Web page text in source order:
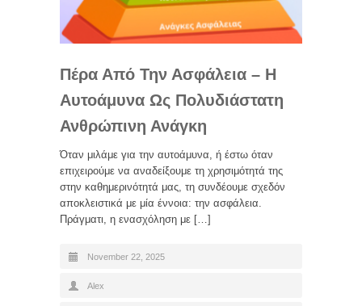
Πέρα Από Την Ασφάλεια – Η
Αυτοάμυνα Ως Πολυδιάστατη
Ανθρώπινη Ανάγκη
Όταν μιλάμε για την αυτοάμυνα, ή έστω όταν
επιχειρούμε να αναδείξουμε τη χρησιμότητά της
στην καθημερινότητά μας, τη συνδέουμε σχεδόν
αποκλειστικά με μία έννοια: την ασφάλεια.
Πράγματι, η ενασχόληση με […]
November 22, 2025
Alex